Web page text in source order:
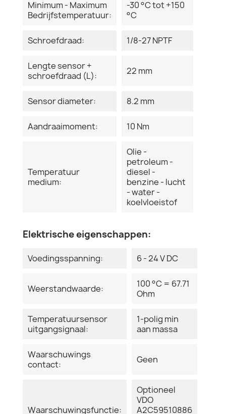
Minimum - Maximum
Bedrijfstemperatuur:
-30 °C tot +150
°C
Schroefdraad: 1/8-27 NPTF
Lengte sensor +
schroefdraad (L):
22 mm
Sensor diameter: 8.2 mm
Aandraaimoment: 10 Nm
Temperatuur
medium:
Olie -
petroleum -
diesel -
benzine - lucht
- water -
koelvloeistof
Elektrische eigenschappen:
Voedingsspanning: 6 - 24 V DC
Weerstandwaarde:
100 °C = 67.71
Ohm
Temperatuursensor
uitgangsignaal:
1-polig min
aan massa
Waarschuwings
contact:
Geen
Waarschuwingsfunctie:
Optioneel
VDO
A2C59510886